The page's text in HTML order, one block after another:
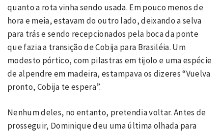
quanto a rota vinha sendo usada. Em pouco menos de
hora e meia, estavam do outro lado, deixando a selva
para trás e sendo recepcionados pela boca da ponte
que fazia a transição de Cobija para Brasiléia. Um
modesto pórtico, com pilastras em tijolo e uma espécie
de alpendre em madeira, estampava os dizeres “Vuelva
pronto, Cobija te espera”.
Nenhum deles, no entanto, pretendia voltar. Antes de
prosseguir, Dominique deu uma última olhada para